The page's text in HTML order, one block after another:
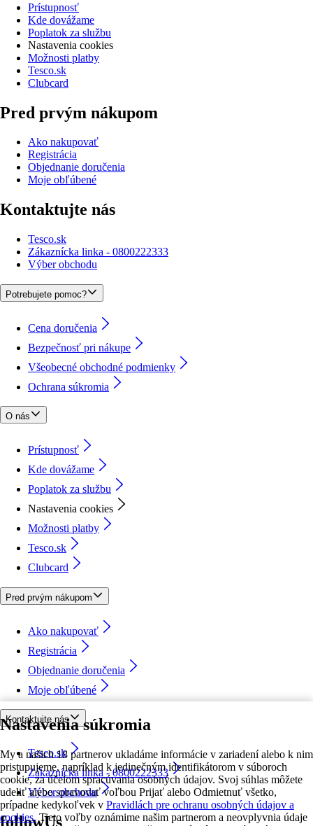
Nastavenia súkromia
My a našich 18 partnerov ukladáme informácie v zariadení alebo k nim
pristupujeme, napríklad k jedinečným identifikátorom v súboroch
cookie, za účelom spracúvania osobných údajov. Svoj súhlas môžete
udeliť alebo spravovať voľbou Prijať alebo Odmietnuť všetko,
prípadne kedykoľvek v Pravidlách pre ochranu osobných údajov a
cookies. Tieto voľby oznámime našim partnerom a neovplyvnia údaje
Prístupnosť
Kde dovážame
Poplatok za službu
Nastavenia cookies
Možnosti platby
Tesco.sk
Clubcard
Pred prvým nákupom
Ako nakupovať
Registrácia
Objednanie doručenia
Moje obľúbené
Kontaktujte nás
Tesco.sk
Zákaznícka linka - 0800222333
Výber obchodu
Potrebujete pomoc?
Cena doručenia
Bezpečnosť pri nákupe
Všeobecné obchodné podmienky
Ochrana súkromia
O nás
Prístupnosť
Kde dovážame
Poplatok za službu
Nastavenia cookies
Možnosti platby
Tesco.sk
Clubcard
Pred prvým nákupom
Ako nakupovať
Registrácia
Objednanie doručenia
Moje obľúbené
Kontaktujte nás
Tesco.sk
Zákaznícka linka - 0800222333
Výber obchodu
followUs